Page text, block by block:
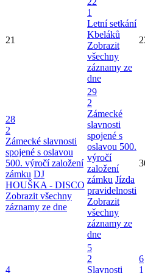
21
1
Letní setkání
Kbeláků
Zobrazit
všechny
záznamy ze
dne
28
2
Zámecké slavnosti
spojené s oslavou
500. výročí založení
zámku DJ
HOUŠKA - DISCO
Zobrazit všechny
záznamy ze dne
29
2
Zámecké
slavnosti
spojené s
oslavou 500.
výročí
založení
zámku Jízda
pravidelnosti
Zobrazit
všechny
záznamy ze
dne
4
5
2
Slavnosti
6
1